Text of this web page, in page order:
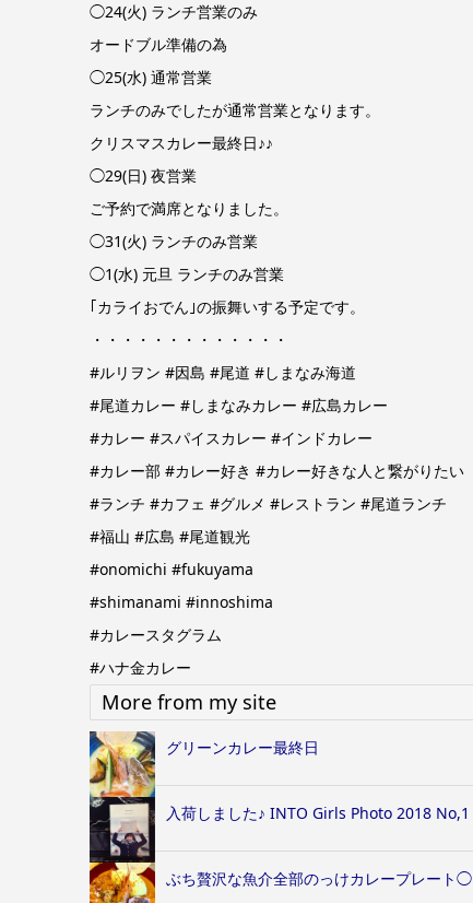
◯24(火) ランチ営業のみ
オードブル準備の為
◯25(水) 通常営業
ランチのみでしたが通常営業となります。
クリスマスカレー最終日♪♪
◯29(日) 夜営業
ご予約で満席となりました。
◯31(火) ランチのみ営業
◯1(水) 元旦 ランチのみ営業
｢カライおでん｣の振舞いする予定です。
・・・・・・・・・・・・・
#ルリヲン #因島 #尾道 #しまなみ海道
#尾道カレー #しまなみカレー #広島カレー
#カレー #スパイスカレー #インドカレー
#カレー部 #カレー好き #カレー好きな人と繋がりたい
#ランチ #カフェ #グルメ #レストラン #尾道ランチ
#福山 #広島 #尾道観光
#onomichi #fukuyama
#shimanami #innoshima
#カレースタグラム
#ハナ金カレー
More from my site
グリーンカレー最終日
入荷しました♪ INTO Girls Photo 2018 No,1
ぶち贅沢な魚介全部のっけカレープレート◯